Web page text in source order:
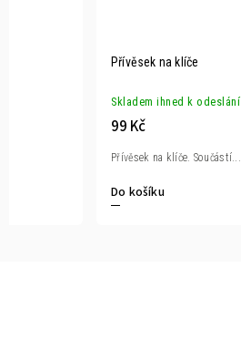
Přívěsek na klíče
Skladem ihned k odeslání
99 Kč
Do košíku
Přívěsek na klíče. Součástí...